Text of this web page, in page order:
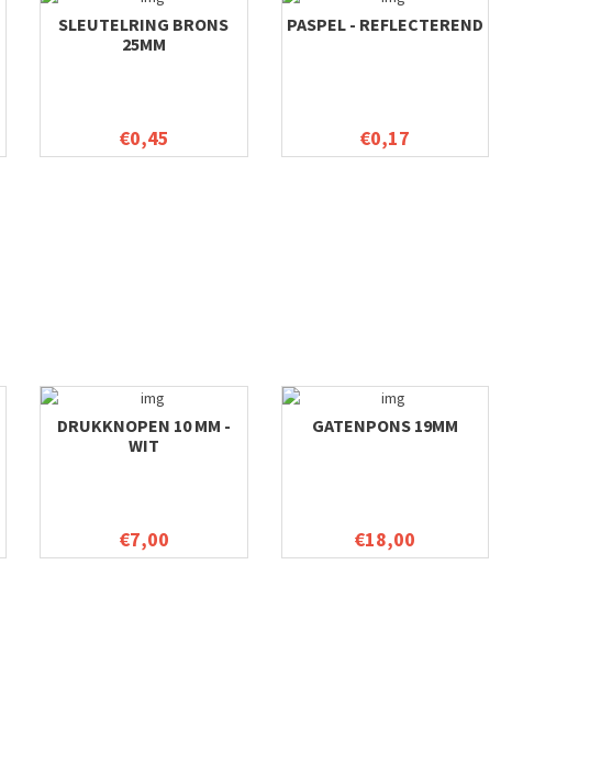
SLEUTELRING BRONS
25MM
€0,45
PASPEL - REFLECTEREND
€0,17
DRUKKNOPEN 10 MM -
WIT
€7,00
GATENPONS 19MM
€18,00